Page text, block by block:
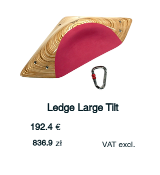
Ledge Large Tilt
192.4 €
836.9 zł VAT excl.